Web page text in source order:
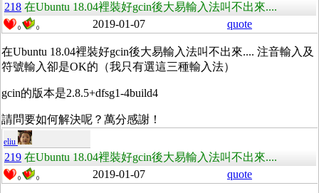
218 在Ubuntu 18.04裡裝好gcin後大易輸入法叫不出來....
0 0 2019-01-07 quote
在Ubuntu 18.04裡裝好gcin後大易輸入法叫不出來.... 注音輸入及
符號輸入卻是OK的（我只有選這三種輸入法）
gcin的版本是2.8.5+dfsg1-4build4
請問要如何解決呢？萬分感謝！
eliu
219 在Ubuntu 18.04裡裝好gcin後大易輸入法叫不出來....
0 0 2019-01-07 quote